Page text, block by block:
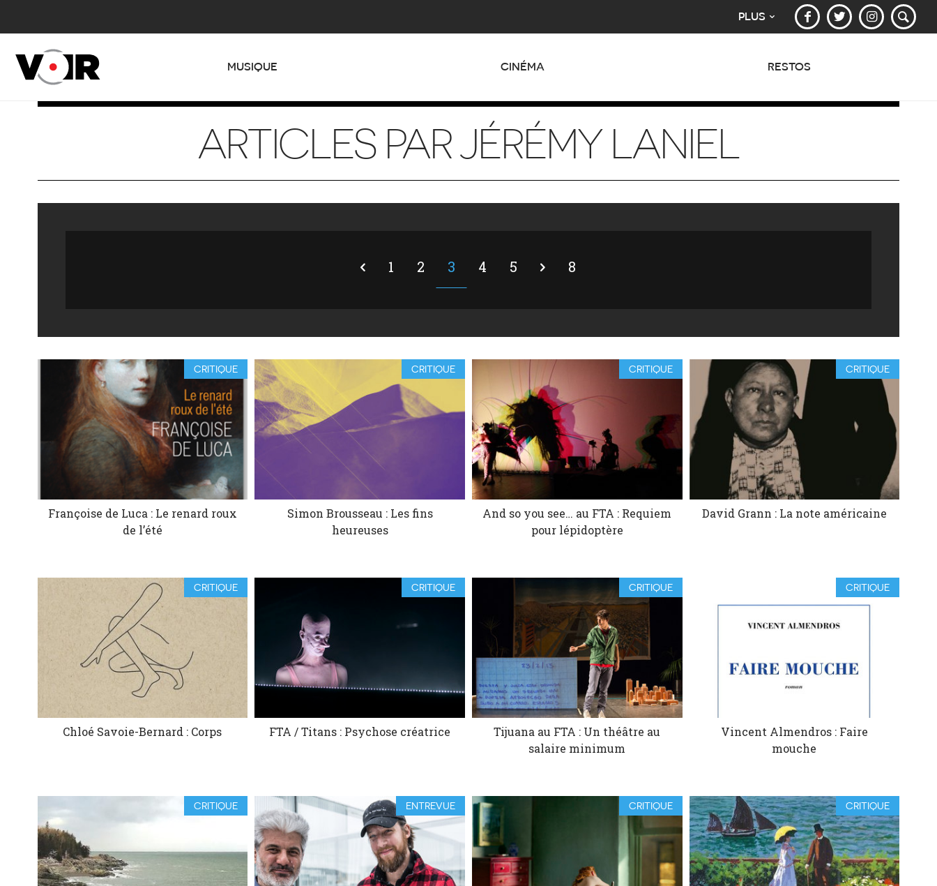
PLUS
MUSIQUE CINÉMA RESTOS
ARTICLES PAR JÉRÉMY LANIEL
1 2 3 4 5 8
CRITIQUE
Françoise de Luca : Le renard roux
de l’été
CRITIQUE
Simon Brousseau : Les fins
heureuses
CRITIQUE
And so you see… au FTA : Requiem
pour lépidoptère
CRITIQUE
David Grann : La note américaine
CRITIQUE
Chloé Savoie-Bernard : Corps
CRITIQUE
FTA / Titans : Psychose créatrice
CRITIQUE
Tijuana au FTA : Un théâtre au
salaire minimum
CRITIQUE
Vincent Almendros : Faire
mouche
CRITIQUE ENTREVUE CRITIQUE CRITIQUE